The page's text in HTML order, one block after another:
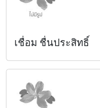
เชื่อม ชื่นประสิทธิ์